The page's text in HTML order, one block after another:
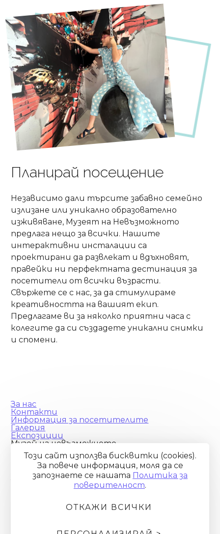
Планирай посещение
Независимо дали търсите забавно семейно
излизане или уникално образователно
изживяване, Музеят на Невъзможното
предлага нещо за всички. Нашите
интерактивни инсталации са
проектирани да развлекат и вдъхновят,
правейки ни перфектната дестинация за
посетители от всички възрасти.
Свържете се с нас, за да стимулираме
креативността на вашият екип.
Предлагаме ви за няколко приятни часа с
колегите да си създадете уникални снимки
и спомени.
За нас
Контакти
Информация за посетителите
Галерия
Експозиции
Музей на невъзможното
Адрес
Бургас, ул. Лермонтов 7
museumofimpossible@gmail.com
Телефон
+359 887 768 913
© 2024—2026 Илюзиум ООД
Този сайт използва бисквитки (cookies).
За повече информация, моля да се
запознаете се нашaтa Политика за
поверителност.
ОТКАЖИ ВСИЧКИ